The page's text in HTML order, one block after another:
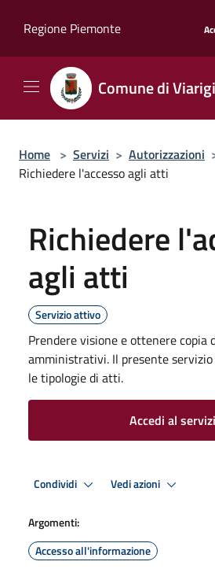
Regione Piemonte
Comune di Viarigi
Home > Servizi > Autorizzazioni
Richiedere l'accesso agli atti
Richiedere
agli atti
Servizio attivo
Prendere visione e ottenere copia
amministrativi. Il presente
le tipologie di atti.
Accedi al
Condividi Vedi azioni
Argomenti:
Accesso all'informazione